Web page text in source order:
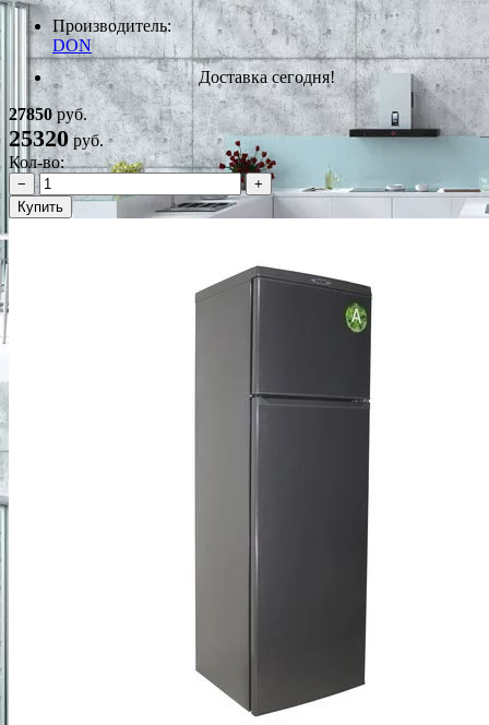
Производитель:
DON
Доставка сегодня!
27850руб.
25320руб.
Кол-во:
−
+
Купить